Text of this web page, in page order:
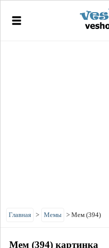
Главная > Мемы > Мем (394)
Мем (394) картинка